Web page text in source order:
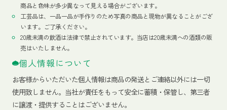
商品と色味が多少異なって見える場合がございます。
工芸品は、一品一品が手作りのため写真の商品と現物が異なることがござ
います。ご了承ください。
20歳未満の飲酒は法律で禁止されています。当店は20歳未満への酒類の販
売はいたしません。
個人情報について
お客様からいただいた個人情報は商品の発送とご連絡以外には一切
使用致しません。当社が責任をもって安全に蓄積・保管し、第三者
に譲渡・提供することはございません。